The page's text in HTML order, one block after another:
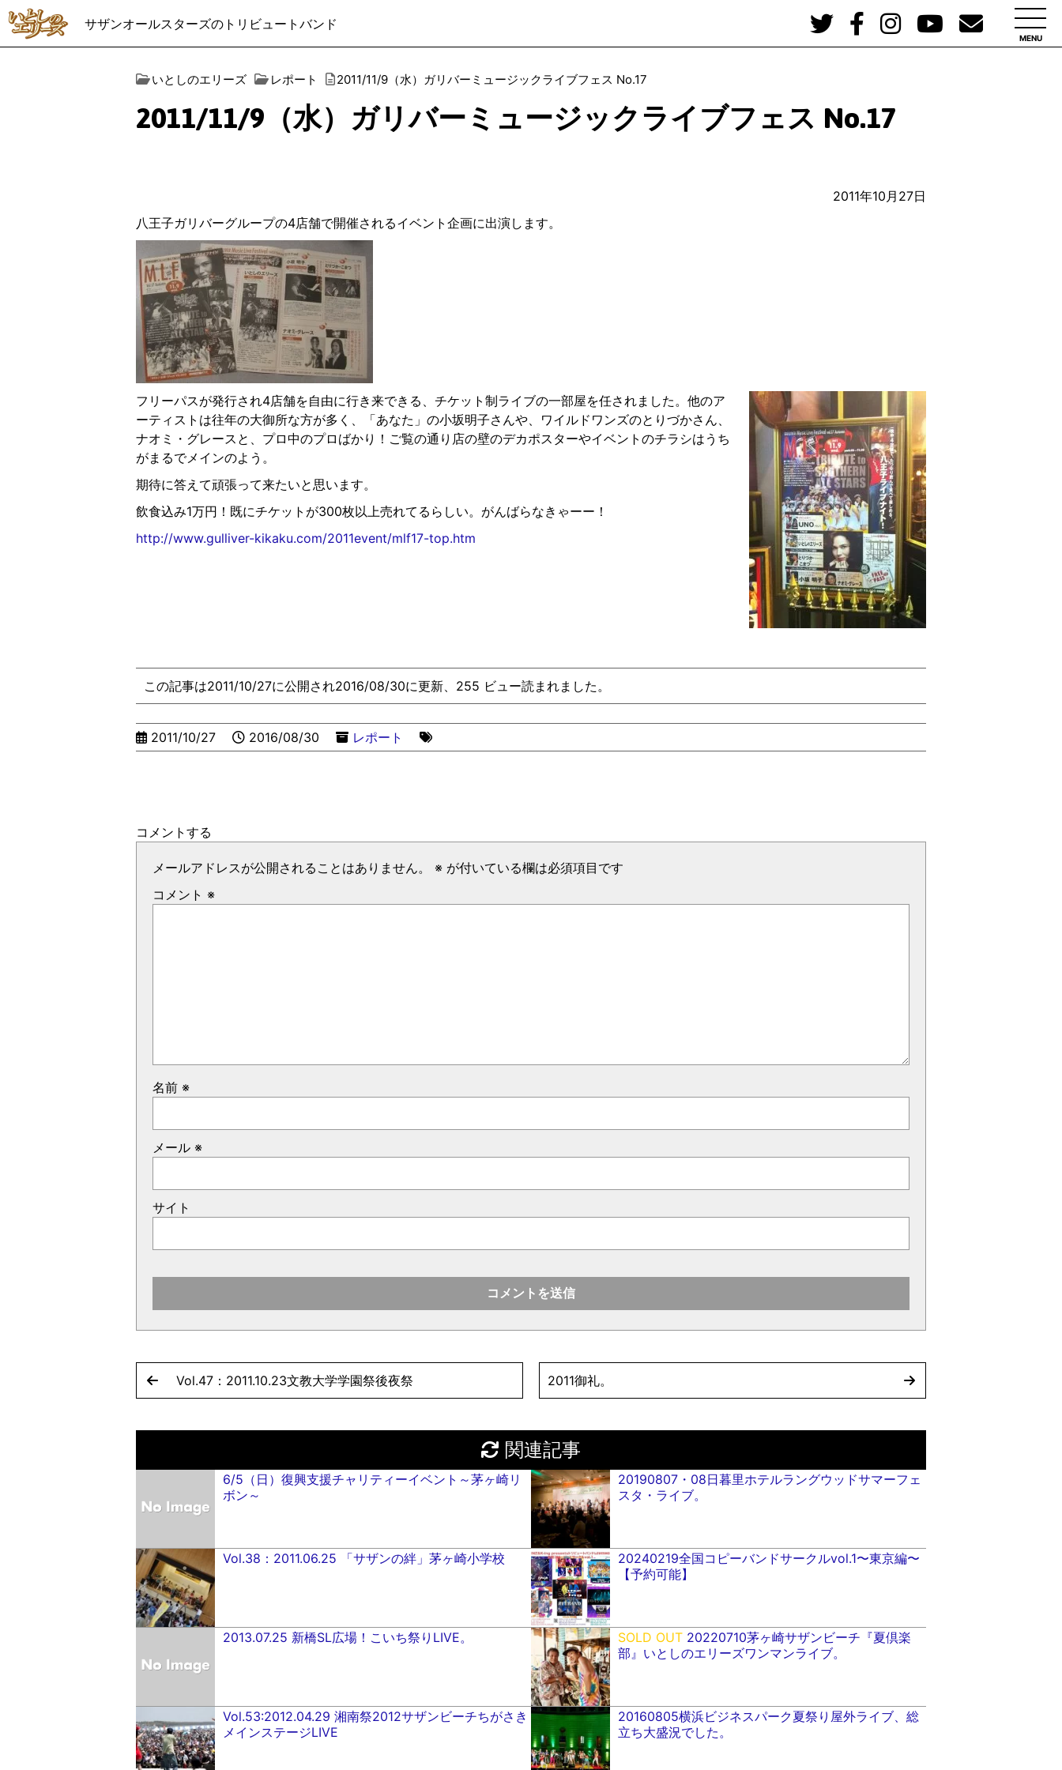
サザンオールスターズのトリビュートバンド
MENU
いとしのエリーズ レポート 2011/11/9（水）ガリバーミュージックライブフェス No.17
2011/11/9（水）ガリバーミュージックライブフェス No.17
2011年10月27日
八王子ガリバーグループの4店舗で開催されるイベント企画に出演します。
フリーパスが発行され4店舗を自由に行き来できる、チケット制ライブの一部屋を任されました。他のア
ーティストは往年の大御所な方が多く、「あなた」の小坂明子さんや、ワイルドワンズのとりづかさん、
ナオミ・グレースと、プロ中のプロばかり！ご覧の通り店の壁のデカポスターやイベントのチラシはうち
がまるでメインのよう。
期待に答えて頑張って来たいと思います。
飲食込み1万円！既にチケットが300枚以上売れてるらしい。がんばらなきゃーー！
http://www.gulliver-kikaku.com/2011event/mlf17-top.htm
この記事は2011/10/27に公開され2016/08/30に更新、255 ビュー読まれました。
2011/10/27 2016/08/30 レポート
コメントする
メールアドレスが公開されることはありません。 ※ が付いている欄は必須項目です
コメント ※
名前 ※
メール ※
サイト
Vol.47：2011.10.23文教大学学園祭後夜祭 2011御礼。
関連記事
6/5（日）復興支援チャリティーイベント～茅ヶ崎リ
ボン～
20190807・08日暮里ホテルラングウッドサマーフェ
スタ・ライブ。
Vol.38：2011.06.25 「サザンの絆」茅ヶ崎小学校
20240219全国コピーバンドサークルvol.1〜東京編〜
【予約可能】
2013.07.25 新橋SL広場！こいち祭りLIVE。 SOLD OUT 20220710茅ヶ崎サザンビーチ『夏倶楽
部』いとしのエリーズワンマンライブ。
Vol.53:2012.04.29 湘南祭2012サザンビーチちがさき
メインステージLIVE
20160805横浜ビジネスパーク夏祭り屋外ライブ、総
立ち大盛況でした。